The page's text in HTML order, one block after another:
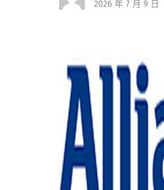
2026 年 7 月 9 日